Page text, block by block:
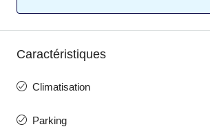
Caractéristiques
Climatisation
Parking